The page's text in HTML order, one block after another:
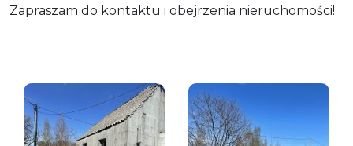
Zapraszam do kontaktu i obejrzenia nieruchomości!